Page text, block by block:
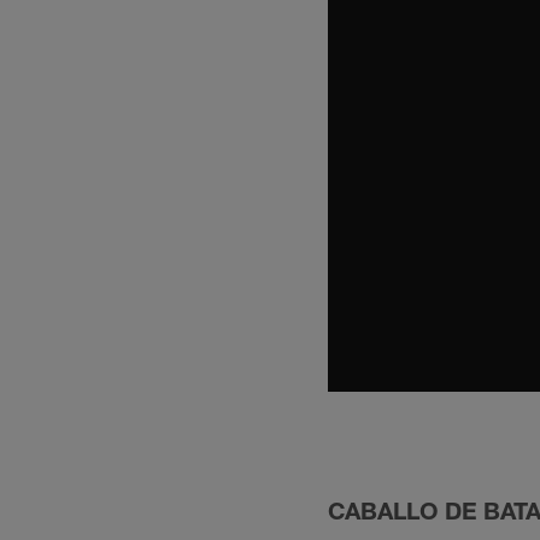
CABALLO DE